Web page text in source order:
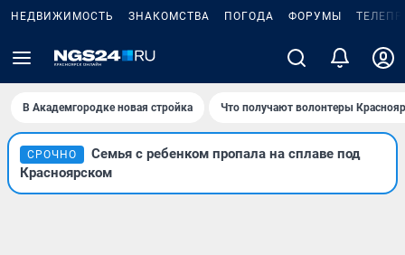
НЕДВИЖИМОСТЬ ЗНАКОМСТВА ПОГОДА ФОРУМЫ
В Академгородке новая стройка Что получают волонтеры
СРОЧНО
Семья с ребенком пропала на сплаве под
Красноярском